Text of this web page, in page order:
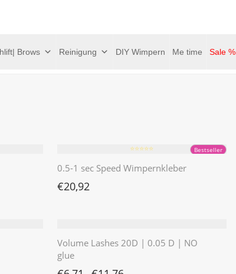
Brows Reinigung DIY Wimpern Me time Sale %
Bestseller
⭐️⭐️⭐️⭐️⭐️
0.5-1 sec Speed Wimpernkleber
€20,92
Volume Lashes 20D | 0.05 D | NO
glue